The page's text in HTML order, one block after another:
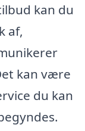
kan du
af,
kan være
du kan